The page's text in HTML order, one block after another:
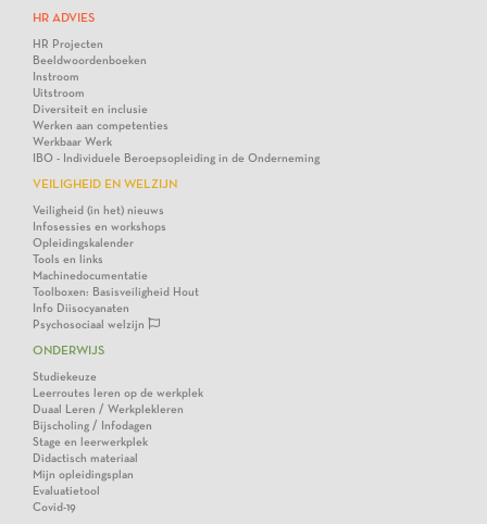
HR ADVIES
HR Projecten
Beeldwoordenboeken
Instroom
Uitstroom
Diversiteit en inclusie
Werken aan competenties
Werkbaar Werk
IBO - Individuele Beroepsopleiding in de Onderneming
VEILIGHEID EN WELZIJN
Veiligheid (in het) nieuws
Infosessies en workshops
Opleidingskalender
Tools en links
Machinedocumentatie
Toolboxen: Basisveiligheid Hout
Info Diisocyanaten
Psychosociaal welzijn
ONDERWIJS
Studiekeuze
Leerroutes leren op de werkplek
Duaal Leren / Werkplekleren
Bijscholing / Infodagen
Stage en leerwerkplek
Didactisch materiaal
Mijn opleidingsplan
Evaluatietool
Covid-19